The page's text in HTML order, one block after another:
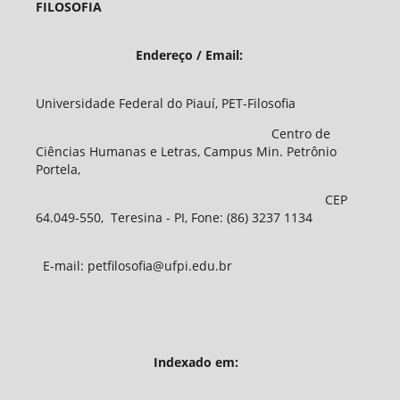
FILOSOFIA
Endereço / Email:
Universidade Federal do Piauí, PET-Filosofia
Centro de
Ciências Humanas e Letras, Campus Min. Petrônio
Portela,
CEP
64.049-550, Teresina - PI, Fone: (86) 3237 1134
E-mail: petfilosofia@ufpi.edu.br
Indexado em: